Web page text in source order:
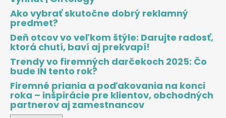
Ako vybrať skutočne dobrý reklamný
predmet?
Deň otcov vo veľkom štýle: Darujte radosť,
ktorá chutí, baví aj prekvapí!
Trendy vo firemných darčekoch 2025: Čo
bude IN tento rok?
Firemné priania a poďakovania na konci
roka – inšpirácie pre klientov, obchodných
partnerov aj zamestnancov